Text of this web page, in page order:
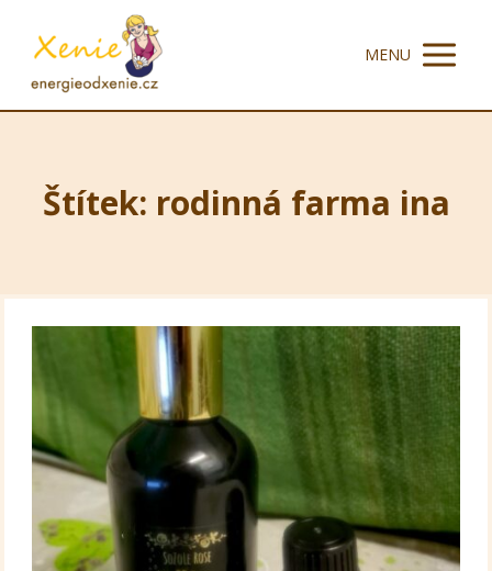
MENU
Štítek: rodinná farma ina